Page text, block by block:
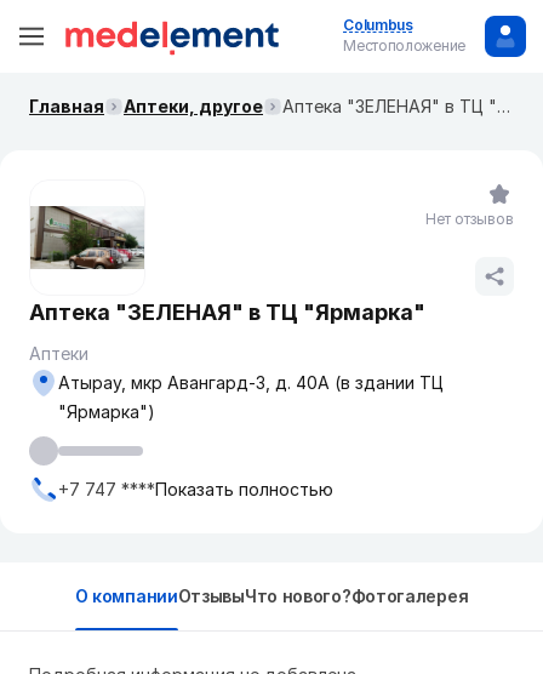
Columbus
Местоположение
Главная Аптеки, другое Аптека "ЗЕЛЕНАЯ" в ТЦ "Ярмарка"
Аптека "ЗЕЛЕНАЯ" в ТЦ "Ярмарка"
Аптеки
Атырау, мкр Авангард-3, д. 40А (в здании ТЦ
"Ярмарка")
+7 747 ****Показать полностью
Нет отзывов
О компанииОтзывыЧто нового?Фотогалерея